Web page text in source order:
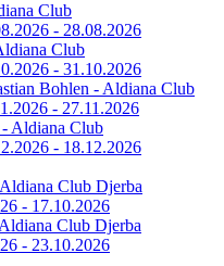
Club
- 28.08.2026
Club
- 31.10.2026
Bohlen - Aldiana Club
- 27.11.2026
Aldiana Club
- 18.12.2026
Club Djerba
- 17.10.2026
Club Djerba
- 23.10.2026